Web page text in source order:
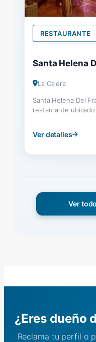
RESTAURANTE
Santa Helena
La Calera
Santa Helena Del
restaurante ubicado
Ver detalles
Ver
¿Eres dueño
Reclama tu perfil o